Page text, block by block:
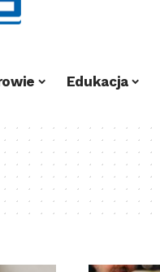
Edukacja